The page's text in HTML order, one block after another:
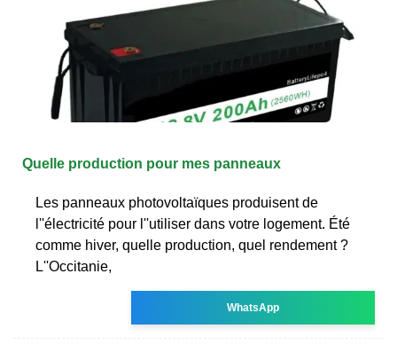
Quelle production pour mes panneaux
Les panneaux photovoltaïques produisent de
l''électricité pour l''utiliser dans votre logement. Été
comme hiver, quelle production, quel rendement ?
L''Occitanie,
WhatsApp